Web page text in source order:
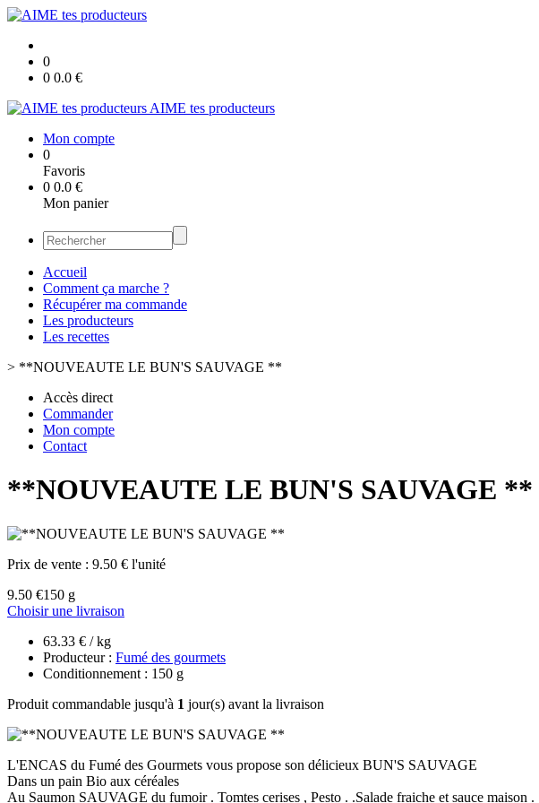
0
0 0.0 €
AIME tes producteurs
Mon compte
0
Favoris
0 0.0 €
Mon panier
Accueil
Comment ça marche ?
Récupérer ma commande
Les producteurs
Les recettes
> **NOUVEAUTE LE BUN'S SAUVAGE **
Accès direct
Commander
Mon compte
Contact
**NOUVEAUTE LE BUN'S SAUVAGE **
Prix de vente : 9.50 € l'unité
9.50 €150 g
Choisir une livraison
63.33 € / kg
Producteur : Fumé des gourmets
Conditionnement : 150 g
Produit commandable jusqu'à 1 jour(s) avant la livraison
L'ENCAS du Fumé des Gourmets vous propose son délicieux BUN'S SAUVAGE
Dans un pain Bio aux céréales
Au Saumon SAUVAGE du fumoir . Tomtes cerises , Pesto . .Salade fraiche et sauce maison .